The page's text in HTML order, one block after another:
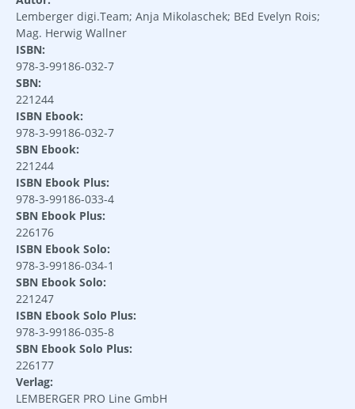
Lemberger digi.Team; Anja Mikolaschek; BEd Evelyn Rois;
Mag. Herwig Wallner
ISBN:
978-3-99186-032-7
SBN:
221244
ISBN Ebook:
978-3-99186-032-7
SBN Ebook:
221244
ISBN Ebook Plus:
978-3-99186-033-4
SBN Ebook Plus:
226176
ISBN Ebook Solo:
978-3-99186-034-1
SBN Ebook Solo:
221247
ISBN Ebook Solo Plus:
978-3-99186-035-8
SBN Ebook Solo Plus:
226177
Verlag:
LEMBERGER PRO Line GmbH